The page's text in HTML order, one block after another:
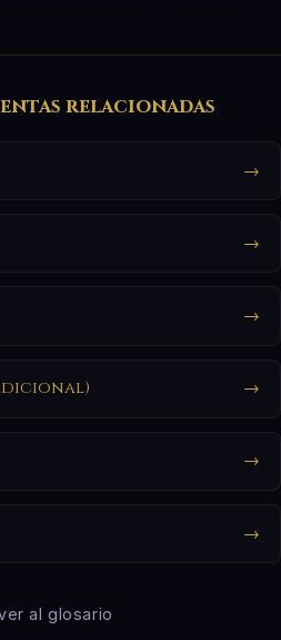
relacionadas
→
→
→
→
→
→
al glosario